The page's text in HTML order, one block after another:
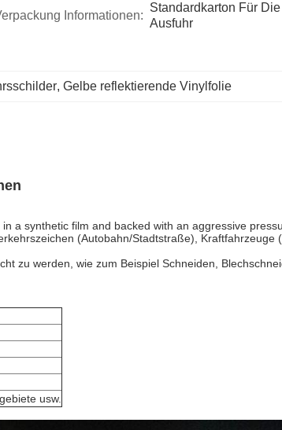
Informationen:
Standardkarton Für Die
Ausfuhr
, Gelbe reflektierende Vinylfolie
a synthetic film and backed with an aggressive
(Autobahn/Stadtstraße), Kraftfahrzeuge
zu werden, wie zum Beispiel Schneiden,
usw.